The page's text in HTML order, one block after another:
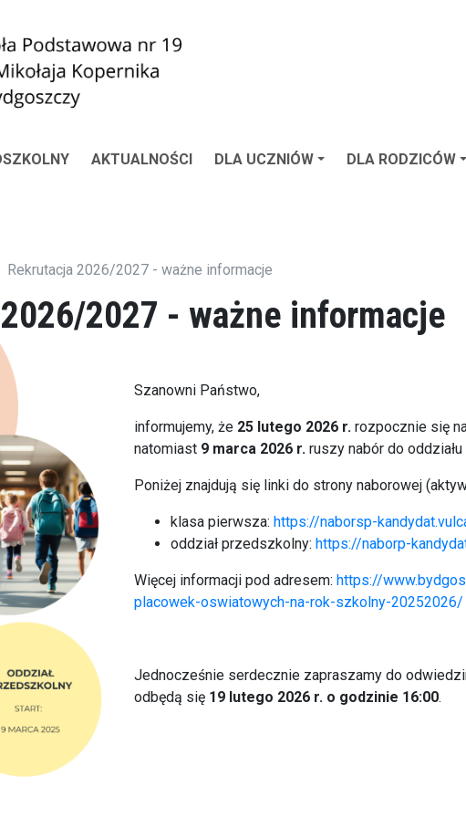
AKTUALNOŚCI DLA UCZNIÓW DLA RODZICÓW
Rekrutacja 2026/2027 - ważne informacje
2027 - ważne informacje
Szanowni Państwo,
informujemy, że 25 lutego 2026 r. rozpocznie się
natomiast 9 marca 2026 r. ruszy nabór do
Poniżej znajdują się linki do strony naborowej
klasa pierwsza: https://naborsp-
oddział przedszkolny: https://naborp-
Więcej informacji pod adresem: https://
placowek-oswiatowych-na-rok-szkolny-20252026/
Jednocześnie serdecznie zapraszamy do
odbędą się 19 lutego 2026 r. o godzinie 16:00.